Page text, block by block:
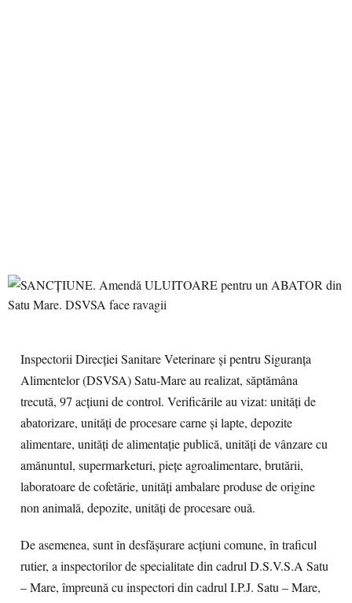
Inspectorii Direcției Sanitare Veterinare și pentru Siguranța
Alimentelor (DSVSA) Satu-Mare au realizat, săptămâna
trecută, 97 acțiuni de control. Verificările au vizat: unități de
abatorizare, unități de procesare carne și lapte, depozite
alimentare, unități de alimentație publică, unități de vânzare cu
amănuntul, supermarketuri, piețe agroalimentare, brutării,
laboratoare de cofetărie, unități ambalare produse de origine
non animală, depozite, unități de procesare ouă.
De asemenea, sunt în desfășurare acțiuni comune, în traficul
rutier, a inspectorilor de specialitate din cadrul D.S.V.S.A Satu
– Mare, împreună cu inspectori din cadrul I.P.J. Satu – Mare,